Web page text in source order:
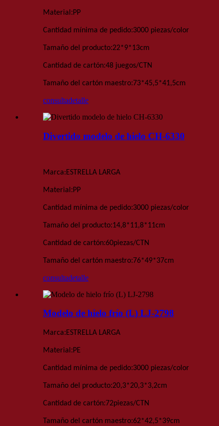
Material:PP
Cantidad mínima de pedido:3000 piezas/color
Tamaño del producto:22*9*13cm
Cantidad de cartón:48 juegos/CTN
Tamaño del cartón maestro:73*45,5*41,5cm
consultadetalle
Divertido modelo de hielo CH-6330
Marca:ESTRELLA LARGA
Material :PP
Cantidad mínima de pedido:3000 piezas/color
Tamaño del producto:14,8*11,8*11cm
Cantidad de cartón:60piezas/CTN
Tamaño del cartón maestro:76*49*37cm
consultadetalle
Modelo de hielo frío (L) LJ-2798
Marca:ESTRELLA LARGA
Material :PE
Cantidad mínima de pedido:3000 piezas/color
Tamaño del producto:20,3*20,3*3,2cm
Cantidad de cartón:72piezas/CTN
Tamaño del cartón maestro:62*42,5*39cm